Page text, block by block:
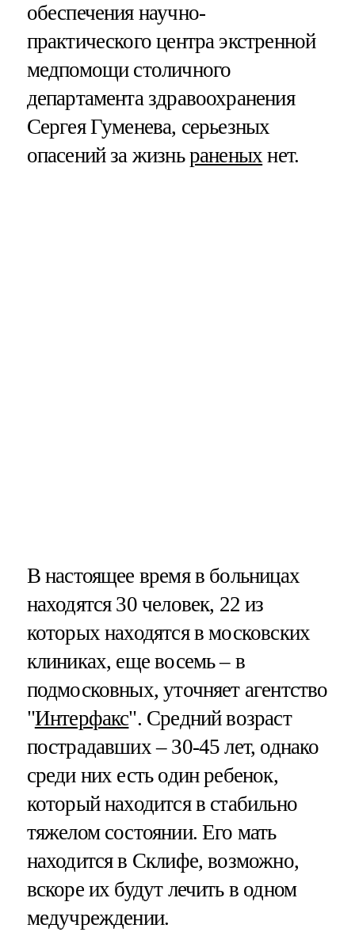
обеспечения научно-
практического центра экстренной
медпомощи столичного
департамента здравоохранения
Сергея Гуменева, серьезных
опасений за жизньраненыхнет.
В настоящее время в больницах
находятся 30 человек, 22 из
которых находятся в московских
клиниках, еще восемь – в
подмосковных, уточняет агентство
"Интерфакс". Средний возраст
пострадавших – 30-45 лет, однако
среди них есть один ребенок,
который находится в стабильно
тяжелом состоянии. Его мать
находится в Склифе, возможно,
вскоре их будут лечить в одном
медучреждении.